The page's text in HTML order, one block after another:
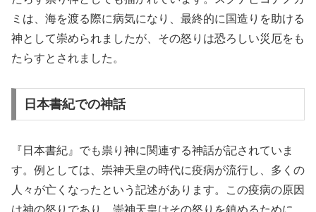
ミは、海を渡る際に病気になり、最終的に国造りを助ける
神として崇められましたが、その怒りは恐ろしい災厄をも
たらすとされました。
日本書紀での神話
『日本書紀』でも祟り神に関連する神話が記されていま
す。例としては、崇神天皇の時代に疫病が流行し、多くの
人々が亡くなったという記述があります。この疫病の原因